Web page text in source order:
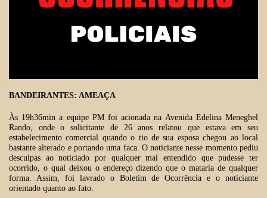
BANDEIRANTES: AMEAÇA
Às 19h36min a equipe PM foi acionada na Avenida Edelina Meneghel
Rando, onde o solicitante de 26 anos relatou que estava em seu
estabelecimento comercial quando o tio de sua esposa chegou ao local
bastante alterado e portando uma faca. O noticiante nesse momento pediu
desculpas ao noticiado por qualquer mal entendido que pudesse ter
ocorrido, o qual deixou o endereço dizendo que o mataria de qualquer
forma. Assim, foi lavrado o Boletim de Ocorrência e o noticiante
orientado quanto ao fato.